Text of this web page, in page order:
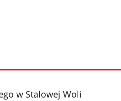
w Stalowej Woli